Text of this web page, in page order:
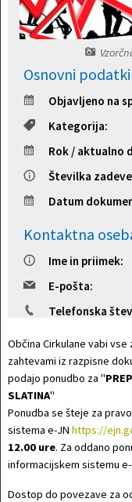
Osnovni podatki
Objavljeno na
Kategorija:
Rok / aktualno
Številka
Datum
Kontaktna
Ime in priimek:
E-pošta:
Telefonska
Občina Cirkulane vabi
zahtevami iz razpisne
podajo ponudbo za "
SLATINA"
Ponudba se šteje za
sistema e-JN https://
12.00 ure. Za oddano
informacijskem sistemu
Dostop do povezave za
Projekti in investicije
Varstvo osebnih podatkov
Informacije javnega